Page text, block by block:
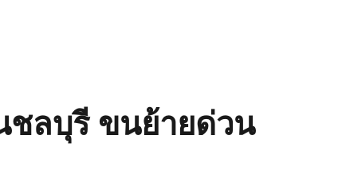
ชลบุรี ขนย้ายด่วน